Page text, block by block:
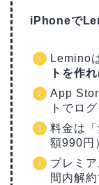
iPhoneで
Lemino
トを作
App
トでロ
料金は
額990円
プレミ
間内解約